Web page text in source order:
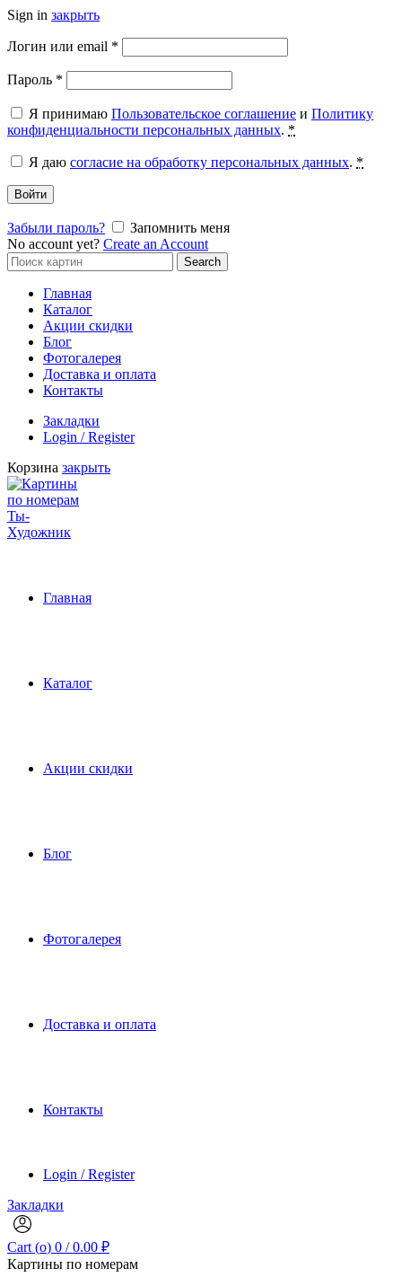
Sign in закрыть
Логин или email *
Пароль *
Я принимаю Пользовательское соглашение и Политику
конфиденциальности персональных данных. *
Я даю согласие на обработку персональных данных. *
Войти
Забыли пароль?
Запомнить меня
No account yet? Create an Account
Search
for:
Search
Главная
Каталог
Акции скидки
Блог
Фотогалерея
Доставка и оплата
Контакты
Закладки
Login / Register
Корзина закрыть
Главная
Каталог
Акции скидки
Блог
Фотогалерея
Доставка и оплата
Контакты
Login / Register
Закладки
Cart (o) 0 / 0.00 ₽
Картины по номерам